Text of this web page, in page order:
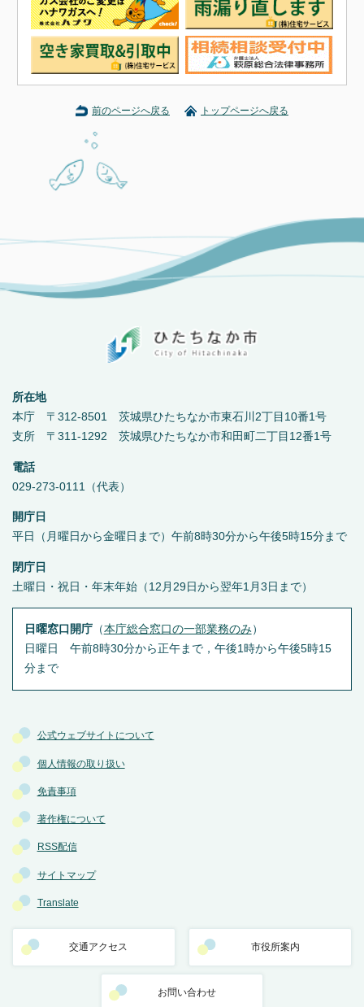
前のページへ戻る トップページへ戻る
公式ウェブサイトについて
個人情報の取り扱い
免責事項
著作権について
RSS配信
サイトマップ
Translate
交通アクセス 市役所案内
お問い合わせ
所在地
本庁 〒312-8501 茨城県ひたちなか市東石川2丁目10番1号
支所 〒311-1292 茨城県ひたちなか市和田町二丁目12番1号
電話
029-273-0111（代表）
開庁日
平日（月曜日から金曜日まで）午前8時30分から午後5時15分まで
閉庁日
土曜日・祝日・年末年始（12月29日から翌年1月3日まで）
日曜窓口開庁（本庁総合窓口の一部業務のみ ）
日曜日 午前8時30分から正午まで，午後1時から午後5時15
分まで